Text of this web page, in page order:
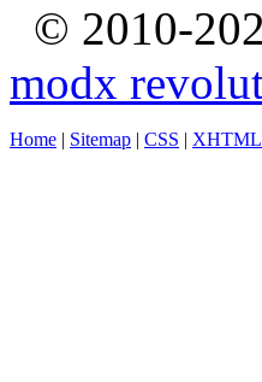
© 2010-
modx
Home | Sitemap | CSS | XHTML